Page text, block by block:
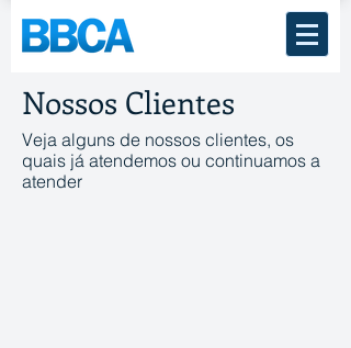
Nossos Clientes
Veja alguns de nossos clientes, os
quais já atendemos ou continuamos a
atender